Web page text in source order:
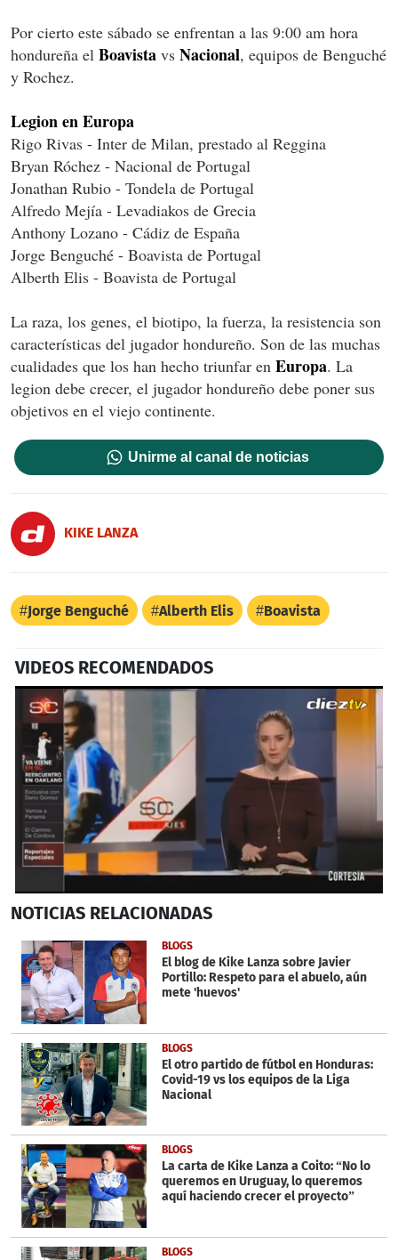
Por cierto este sábado se enfrentan a las 9:00 am hora
hondureña el Boavista vs Nacional, equipos de Benguché
y Rochez.
Legion en Europa
Rigo Rivas - Inter de Milan, prestado al Reggina
Bryan Róchez - Nacional de Portugal
Jonathan Rubio - Tondela de Portugal
Alfredo Mejía - Levadiakos de Grecia
Anthony Lozano - Cádiz de España
Jorge Benguché - Boavista de Portugal
Alberth Elis - Boavista de Portugal
La raza, los genes, el biotipo, la fuerza, la resistencia son
características del jugador hondureño. Son de las muchas
cualidades que los han hecho triunfar en Europa. La
legion debe crecer, el jugador hondureño debe poner sus
objetivos en el viejo continente.
Unirme al canal de noticias
KIKE LANZA
Jorge Benguché Alberth Elis Boavista
VIDEOS RECOMENDADOS
seconds
6
minutes,
5
seconds
NOTICIAS RELACIONADAS
BLOGS
El blog de Kike Lanza sobre Javier
Portillo: Respeto para el abuelo, aún
mete 'huevos'
BLOGS
El otro partido de fútbol en Honduras:
Covid-19 vs los equipos de la Liga
Nacional
BLOGS
La carta de Kike Lanza a Coito: “No lo
queremos en Uruguay, lo queremos
aquí haciendo crecer el proyecto”
BLOGS